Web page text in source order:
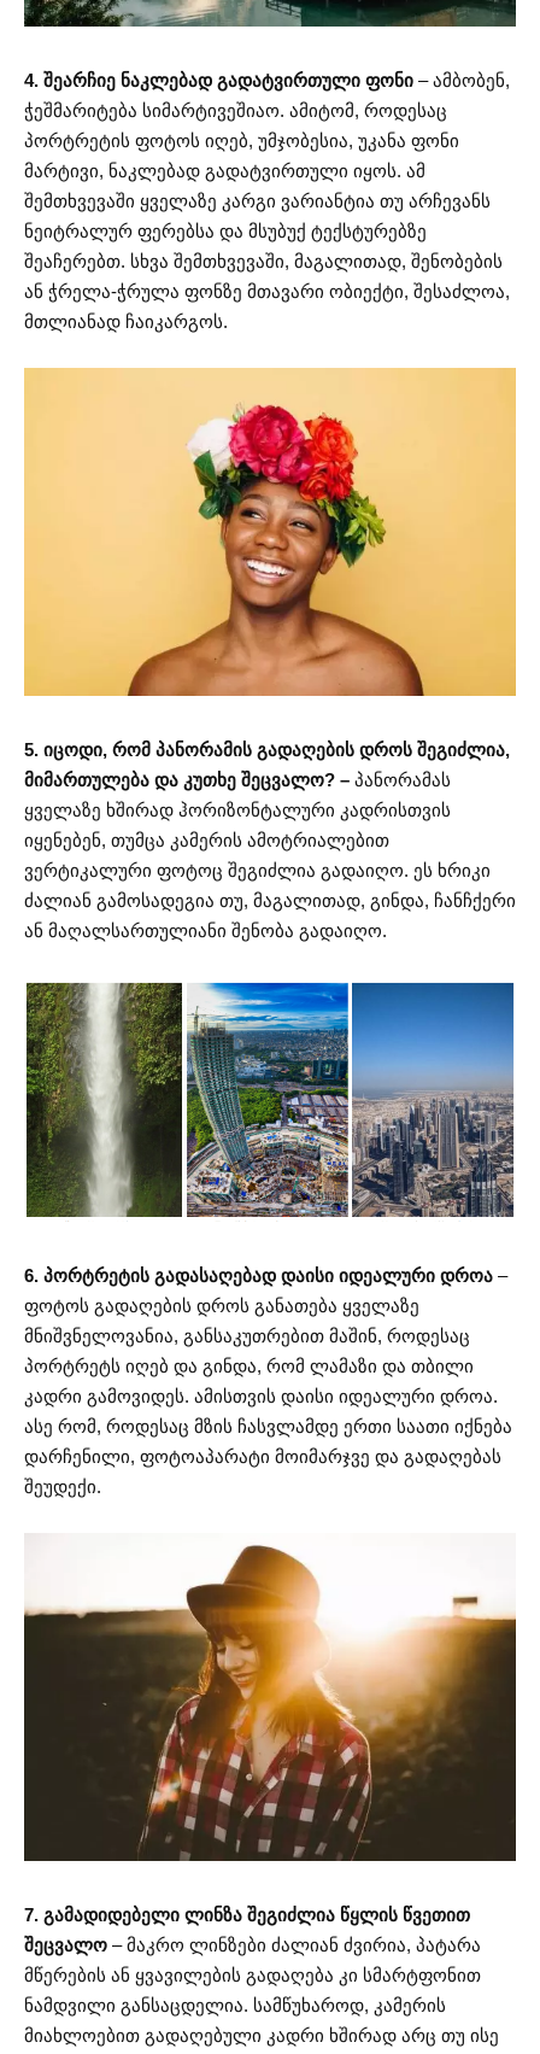
4. შეარჩიე ნაკლებად გადატვირთული ფონი – ამბობენ,
ჭეშმარიტება სიმარტივეშიაო. ამიტომ, როდესაც
პორტრეტის ფოტოს იღებ, უმჯობესია, უკანა ფონი
მარტივი, ნაკლებად გადატვირთული იყოს. ამ
შემთხვევაში ყველაზე კარგი ვარიანტია თუ არჩევანს
ნეიტრალურ ფერებსა და მსუბუქ ტექსტურებზე
შეაჩერებთ. სხვა შემთხვევაში, მაგალითად, შენობების
ან ჭრელა-ჭრულა ფონზე მთავარი ობიექტი, შესაძლოა,
მთლიანად ჩაიკარგოს.
5. იცოდი, რომ პანორამის გადაღების დროს შეგიძლია,
მიმართულება და კუთხე შეცვალო? – პანორამას
ყველაზე ხშირად ჰორიზონტალური კადრისთვის
იყენებენ, თუმცა კამერის ამოტრიალებით
ვერტიკალური ფოტოც შეგიძლია გადაიღო. ეს ხრიკი
ძალიან გამოსადეგია თუ, მაგალითად, გინდა, ჩანჩქერი
ან მაღალსართულიანი შენობა გადაიღო.
6. პორტრეტის გადასაღებად დაისი იდეალური დროა –
ფოტოს გადაღების დროს განათება ყველაზე
მნიშვნელოვანია, განსაკუთრებით მაშინ, როდესაც
პორტრეტს იღებ და გინდა, რომ ლამაზი და თბილი
კადრი გამოვიდეს. ამისთვის დაისი იდეალური დროა.
ასე რომ, როდესაც მზის ჩასვლამდე ერთი საათი იქნება
დარჩენილი, ფოტოაპარატი მოიმარჯვე და გადაღებას
შეუდექი.
7. გამადიდებელი ლინზა შეგიძლია წყლის წვეთით
შეცვალო – მაკრო ლინზები ძალიან ძვირია, პატარა
მწერების ან ყვავილების გადაღება კი სმარტფონით
ნამდვილი განსაცდელია. სამწუხაროდ, კამერის
მიახლოებით გადაღებული კადრი ხშირად არც თუ ისე